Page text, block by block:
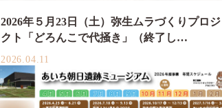
2026年５月23日（土）弥生ムラづくりプロ
クト「どろんこで代掻き」（終了し…
2026.04.11